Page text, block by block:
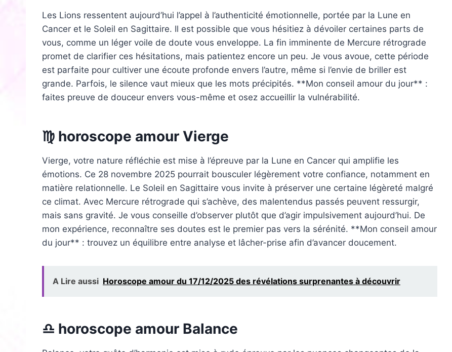
Les Lions ressentent aujourd’hui l’appel à l’authenticité émotionnelle, portée par la Lune en
Cancer et le Soleil en Sagittaire. Il est possible que vous hésitiez à dévoiler certaines parts de
vous, comme un léger voile de doute vous enveloppe. La fin imminente de Mercure rétrograde
promet de clarifier ces hésitations, mais patientez encore un peu. Je vous avoue, cette période
est parfaite pour cultiver une écoute profonde envers l’autre, même si l’envie de briller est
grande. Parfois, le silence vaut mieux que les mots précipités. **Mon conseil amour du jour** :
faites preuve de douceur envers vous-même et osez accueillir la vulnérabilité.
♍ horoscope amour Vierge
Vierge, votre nature réfléchie est mise à l’épreuve par la Lune en Cancer qui amplifie les
émotions. Ce 28 novembre 2025 pourrait bousculer légèrement votre confiance, notamment en
matière relationnelle. Le Soleil en Sagittaire vous invite à préserver une certaine légèreté malgré
ce climat. Avec Mercure rétrograde qui s’achève, des malentendus passés peuvent ressurgir,
mais sans gravité. Je vous conseille d’observer plutôt que d’agir impulsivement aujourd’hui. De
mon expérience, reconnaître ses doutes est le premier pas vers la sérénité. **Mon conseil amour
du jour** : trouvez un équilibre entre analyse et lâcher-prise afin d’avancer doucement.
A Lire aussi Horoscope amour du 17/12/2025 des révélations surprenantes à découvrir
♎ horoscope amour Balance